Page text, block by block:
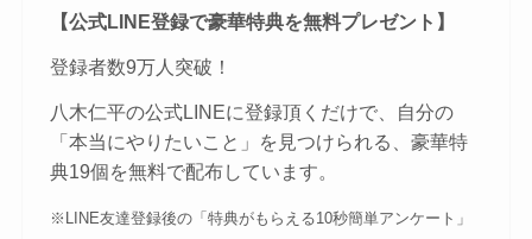
【公式LINE登録で豪華特典を無料プレゼント】
登録者数9万人突破！
八木仁平の公式LINEに登録頂くだけで、自分の
「本当にやりたいこと」を見つけられる、豪華特
典19個を無料で配布しています。
※LINE友達登録後の「特典がもらえる10秒簡単アンケート」